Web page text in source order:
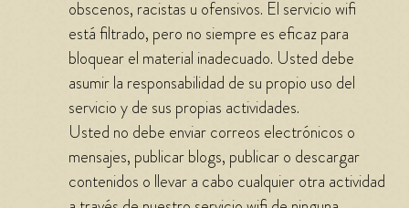
obscenos, racistas u ofensivos. El servicio wifi
está filtrado, pero no siempre es eficaz para
bloquear el material inadecuado. Usted debe
asumir la responsabilidad de su propio uso del
servicio y de sus propias actividades.
Usted no debe enviar correos electrónicos o
mensajes, publicar blogs, publicar o descargar
contenidos o llevar a cabo cualquier otra actividad